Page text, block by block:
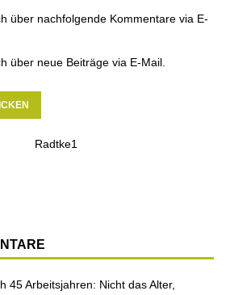
über nachfolgende Kommentare via E-
über neue Beiträge via E-Mail.
45 Arbeitsjahren: Nicht das Alter,